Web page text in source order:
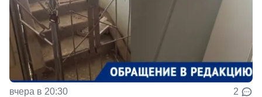
вчера в 20:30 2